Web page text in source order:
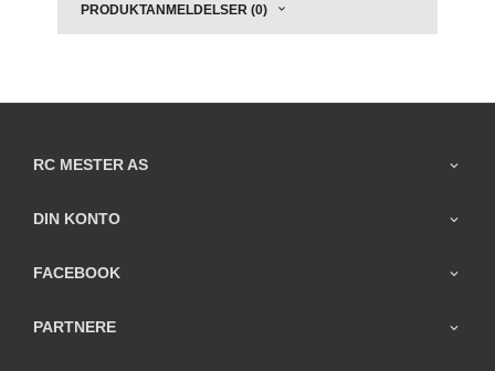
PRODUKTANMELDELSER (0)
RC MESTER AS
DIN KONTO
FACEBOOK
PARTNERE